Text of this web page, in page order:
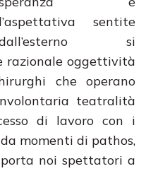
l’aspettativa sentite
si
razionale oggettività
che operano
teatralità
di lavoro con i
momenti di pathos,
noi spettatori a